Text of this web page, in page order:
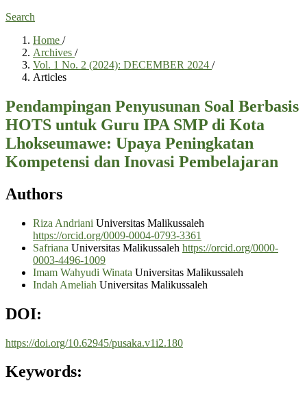
Search
Home /
Archives /
Vol. 1 No. 2 (2024): DECEMBER 2024 /
Articles
Pendampingan Penyusunan Soal Berbasis
HOTS untuk Guru IPA SMP di Kota
Lhokseumawe: Upaya Peningkatan
Kompetensi dan Inovasi Pembelajaran
Authors
Riza Andriani Universitas Malikussaleh
https://orcid.org/0009-0004-0793-3361
Safriana Universitas Malikussaleh https://orcid.org/0000-
0003-4496-1009
Imam Wahyudi Winata Universitas Malikussaleh
Indah Ameliah Universitas Malikussaleh
DOI:
https://doi.org/10.62945/pusaka.v1i2.180
Keywords: